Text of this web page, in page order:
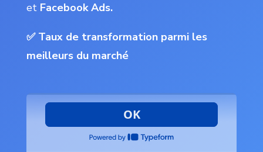
et Facebook Ads.
✅ Taux de transformation parmi les
meilleurs du marché